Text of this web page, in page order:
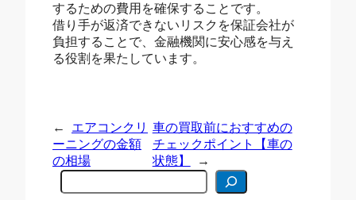
するための費用を確保することです。
借り手が返済できないリスクを保証会社が
負担することで、金融機関に安心感を与え
る役割を果たしています。
←
エアコンクリ
ーニングの金額
の相場
車の買取前におすすめの
チェックポイント【車の
状態】
→
C
e